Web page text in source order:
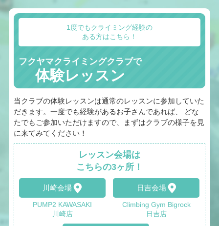
1度でもクライミング経験の
ある方はこちら！
フクヤマクライミングクラブで
体験レッスン
当クラブの体験レッスンは通常のレッスンに参加していた
だきます。一度でも経験があるお子さんであれば、 どな
たでもご参加いただけますので、まずはクラブの様子を見
に来てみてください！
レッスン会場は
こちらの3ヶ所！
川崎会場
PUMP2 KAWASAKI
川崎店
日吉会場
Climbing Gym Bigrock
日吉店